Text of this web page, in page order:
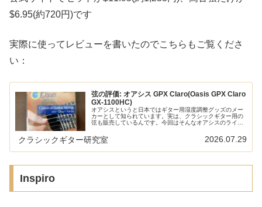
$6.95(約720円)です
実際に使ってレビューを書いたのでこちらもご覧くださ
い：
弦の評価: オアシス GPX Claro(Oasis GPX Claro
GX-1100HC)
オアシスというと日本ではギター用湿度調整グッズのメー
カーとして知られています。実は、クラシックギター用の
弦も販売しているんです。今回はそんなオアシスのライン
ます。1弦が特殊なナイロ...
クラシックギター研究室 2026.07.29
Inspiro